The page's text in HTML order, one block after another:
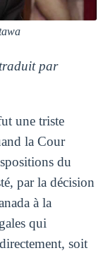
par
une triste
la Cour
du
par la décision
à la
qui
soit